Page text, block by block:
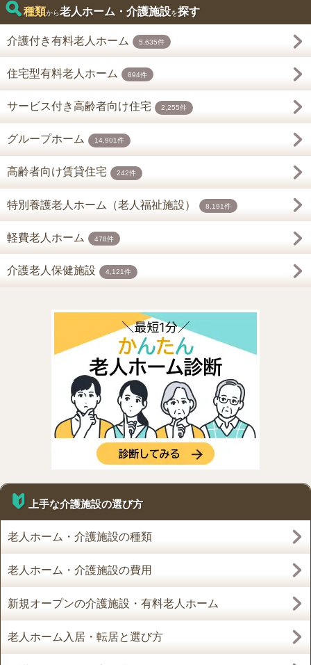
種類から老人ホーム・介護施設を探す
介護付き有料老人ホーム 5,635件
住宅型有料老人ホーム 894件
サービス付き高齢者向け住宅 2,255件
グループホーム 14,901件
高齢者向け賃貸住宅 242件
特別養護老人ホーム（老人福祉施設） 8,191件
軽費老人ホーム 478件
介護老人保健施設 4,121件
上手な介護施設の選び方
老人ホーム・介護施設の種類
老人ホーム・介護施設の費用
新規オープンの介護施設・有料老人ホーム
老人ホーム入居・転居と選び方